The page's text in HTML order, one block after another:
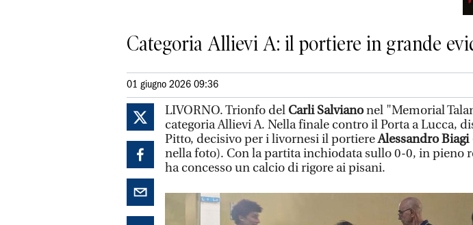
Categoria Allievi A: il portiere in grande
01 giugno 2026 09:36
LIVORNO. Trionfo del Carli Salvianonel "Memorial
categoria Allievi A. Nella finale contro il Porta a Lucca,
Pitto, decisivo per i livornesi il portiereAlessandro Biagi
nella foto). Con la partita inchiodata sullo 0-0, in pieno
ha concesso un calcio di rigore ai pisani.